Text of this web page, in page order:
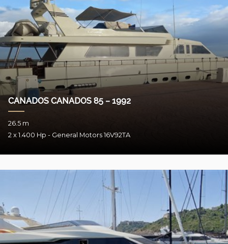
CANADOS CANADOS 85 – 1992
26.5 m
2 x 1.400 Hp - General Motors 16V92TA